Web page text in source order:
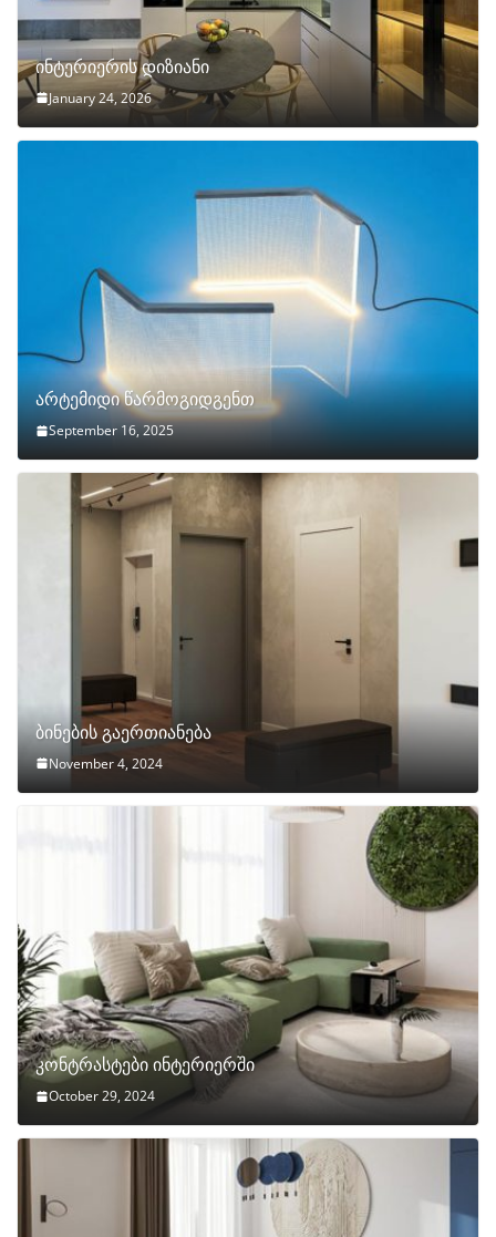
ინტერიერის დიზიანი
January 24, 2026
არტემიდი წარმოგიდგენთ
September 16, 2025
ბინების გაერთიანება
November 4, 2024
კონტრასტები ინტერიერში
October 29, 2024